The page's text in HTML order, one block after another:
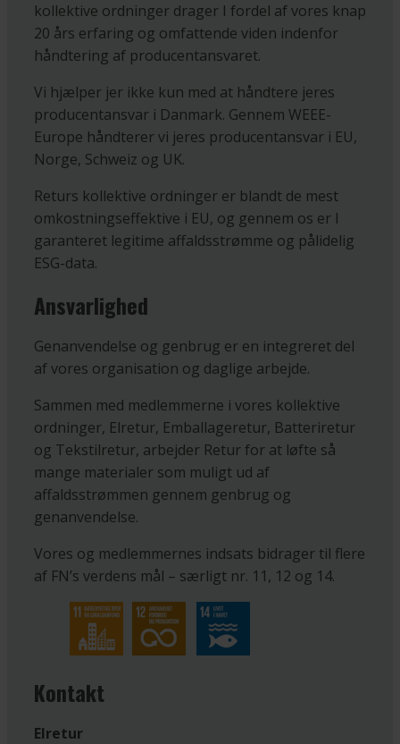
kollektive ordninger drager I fordel af vores knap
20 års erfaring og omfattende viden indenfor
håndtering af producentansvaret.
Vi hjælper jer ikke kun med at håndtere jeres
producentansvar i Danmark. Gennem WEEE-
Europe håndterer vi jeres producentansvar i EU,
Norge, Schweiz og UK.
Returs kollektive ordninger er blandt de mest
omkostningseffektive i EU, og gennem os er I
garanteret legitime affaldsstrømme og pålidelig
ESG-data.
Ansvarlighed
Genanvendelse og genbrug er en integreret del
af vores organisation og daglige arbejde.
Sammen med medlemmerne i vores kollektive
ordninger, Elretur, Emballageretur, Batteriretur
og Tekstilretur, arbejder Retur for at løfte så
mange materialer som muligt ud af
affaldsstrømmen gennem genbrug og
genanvendelse.
Vores og medlemmernes indsats bidrager til flere
af FN’s verdens mål – særligt nr. 11, 12 og 14.
Kontakt
Elretur